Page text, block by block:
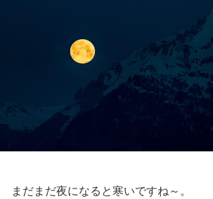
まだまだ夜になると寒いですね～。